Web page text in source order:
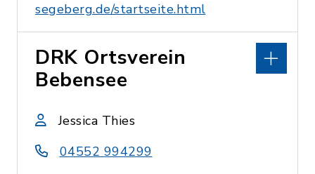
segeberg.de/startseite.html
DRK Ortsverein
Bebensee
Jessica Thies
04552 994299